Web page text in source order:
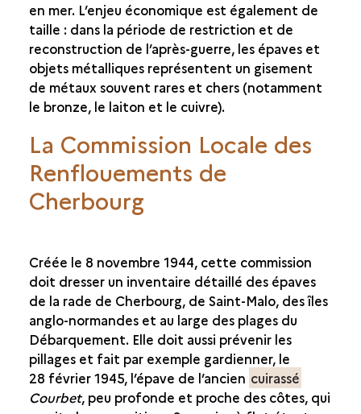
en mer. L’enjeu économique est également de
taille : dans la période de restriction et de
reconstruction de l’après-guerre, les épaves et
objets métalliques représentent un gisement
de métaux souvent rares et chers (notamment
le bronze, le laiton et le cuivre).
La Commission Locale des
Renflouements de
Cherbourg
Créée le 8 novembre 1944, cette commission
doit dresser un inventaire détaillé des épaves
de la rade de Cherbourg, de Saint-Malo, des îles
anglo-normandes et au large des plages du
Débarquement. Elle doit aussi prévenir les
pillages et fait par exemple gardienner, le
28 février 1945, l’épave de l’ancien cuirassé
Courbet, peu profonde et proche des côtes, qui